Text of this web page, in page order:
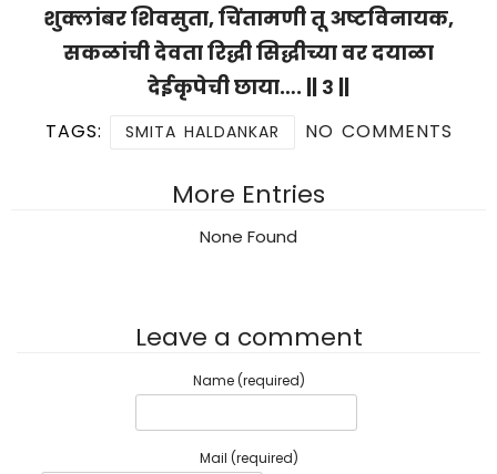
शुक्लांबर शिवसुता, चिंतामणी तू अष्टविनायक,
सकळांची देवता रिद्धी सिद्धीच्या वर दयाळा
देईकृपेची छाया…. || ३ ||
TAGS: SMITA HALDANKAR NO COMMENTS
More Entries
None Found
Leave a comment
Name (required)
Mail (required)